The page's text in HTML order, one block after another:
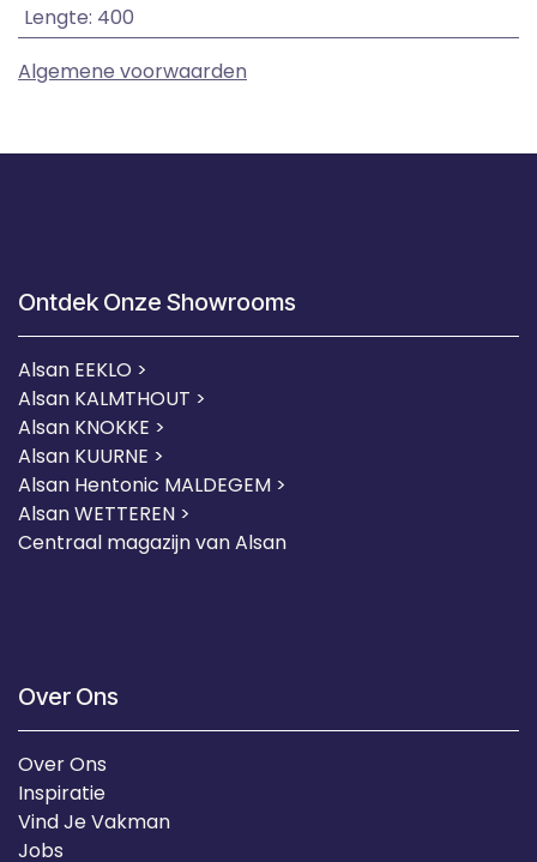
Lengte: 400
Algemene voorwaarden
Ontdek Onze Showrooms
Alsan EEKLO >
Alsan KALMTHOUT >
Alsan KNOKKE >
Alsan KUURNE >
Alsan Hentonic MALDEGEM >
Alsan WETTEREN >
Centraal magazijn van Alsan
Over Ons
Over Ons
Inspiratie
Vind Je Vakman
Jobs